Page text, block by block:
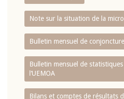
Note sur la situation de la
Bulletin mensuel de
Bulletin mensuel de
l‘UEMOA
Bilans et comptes de résultats